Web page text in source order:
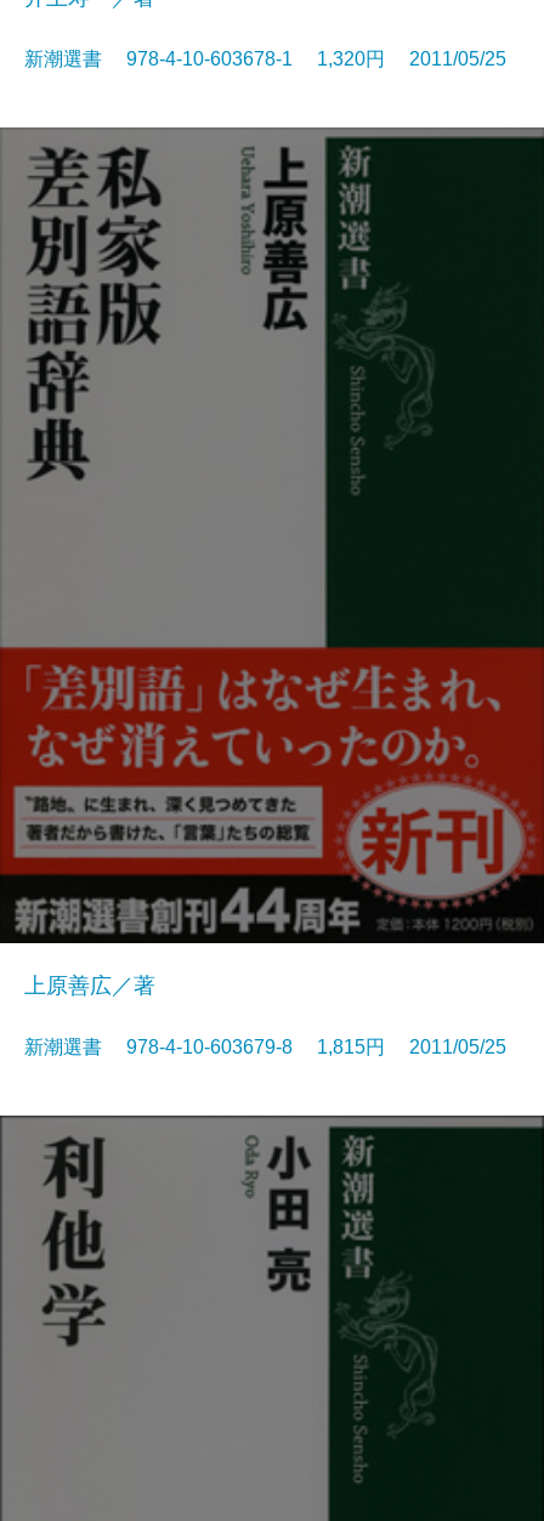
新潮選書 978-4-10-603678-1 1,320円 2011/05/25
上原善広／著
新潮選書 978-4-10-603679-8 1,815円 2011/05/25